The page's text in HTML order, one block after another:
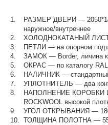
РАЗМЕР ДВЕРИ —
наружное/внутреннее
ХОЛОДНОКАТАНЫЙ
ПЕТЛИ — на опорном
ЗАМОК — Border, личина
ОКРАС — по каталогу
НАЛИЧНИК —
УПЛОТНИТЕЛЬ — два
НАПОЛНЕНИЕ КОРОБКИ И
ROCKWOOL высокой
УГОЛ ОТКРЫВАНИЯ — 180
ТОЛЩИНА ПОЛОТНА —